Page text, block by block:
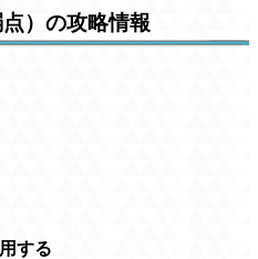
）の攻略情報
する